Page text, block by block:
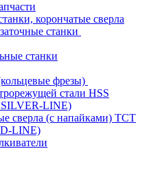
корончатые сверла
станки
станки
фрезы)
стали HSS
LINE)
сверла (с напайками) ТСТ
LINE)